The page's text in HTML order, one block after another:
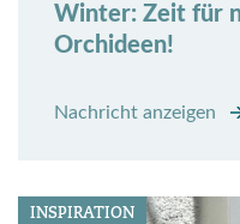
Winter: Zeit für
Orchideen!
Nachricht anzeigen
INSPIRATION